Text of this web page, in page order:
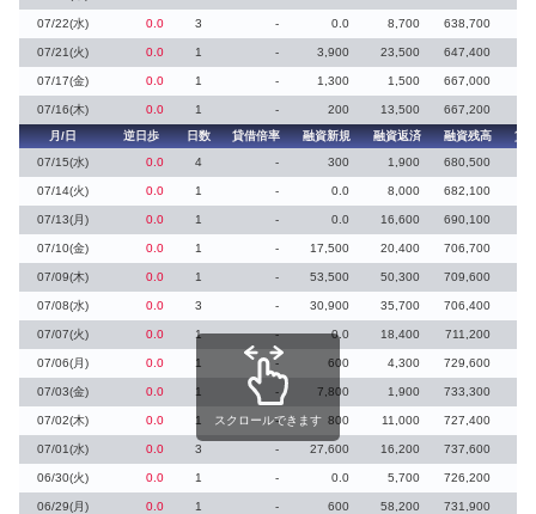
07/22(水) 0.0 3 - 0.0 8,700 638,700
07/21(火) 0.0 1 - 3,900 23,500 647,400
07/17(金) 0.0 1 - 1,300 1,500 667,000
07/16(木) 0.0 1 - 200 13,500
667,200
月/日
逆日歩 日数 貸借倍率 融資新規 融資返済 融資残高
貸
07/15(水)
0.0 4 - 300 1,900 680,500
07/14(火) 0.0 1 - 0.0 8,000 682,100
07/13(月) 0.0 1 - 0.0 16,600 690,100
07/10(金) 0.0 1 - 17,500 20,400 706,700
07/09(木) 0.0 1 - 53,500 50,300 709,600
07/08(水) 0.0 3 - 30,900 35,700 706,400
07/07(火) 0.0 1 - 0.0 18,400 711,200
07/06(月) 0.0 1 - 600 4,300 729,600
07/03(金) 0.0 1 - 7,800 1,900 733,300
07/02(木) 0.0 1 - 800 11,000 727,400
07/01(水) 0.0 3 - 27,600 16,200 737,600
06/30(火) 0.0 1 - 0.0 5,700 726,200
06/29(月) 0.0 1 - 600 58,200 731,900
スクロールできます